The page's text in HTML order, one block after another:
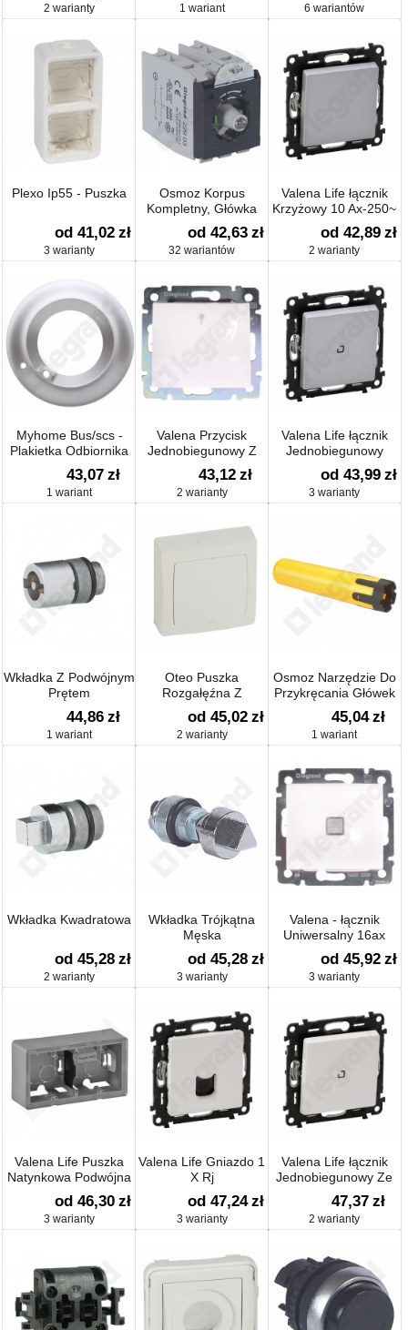
2 warianty 1 wariant 6 wariantów
Plexo Ip55 - Puszka
od 41,02 zł
3 warianty
Osmoz Korpus
Kompletny, Główka
od 42,63 zł
32 wariantów
Valena Life łącznik
Krzyżowy 10 Ax-250~
od 42,89 zł
2 warianty
Myhome Bus/scs -
Plakietka Odbiornika
Podczerwieni Nr Ref.
0672 41
43,07 zł
1 wariant
Valena Przycisk
Jednobiegunowy Z
Symbolem Lampy
10a-250v~
43,12 zł
2 warianty
Valena Life łącznik
Jednobiegunowy
Podświetlany 250 V~
od 43,99 zł
3 warianty
Wkładka Z Podwójnym
Prętem
44,86 zł
1 wariant
Oteo Puszka
Rozgałęźna Z
Zaciskami
od 45,02 zł
2 warianty
Osmoz Narzędzie Do
Przykręcania Główek
45,04 zł
1 wariant
Wkładka Kwadratowa
od 45,28 zł
2 warianty
Wkładka Trójkątna
Męska
od 45,28 zł
3 warianty
Valena - łącznik
Uniwersalny 16ax
od 45,92 zł
3 warianty
Valena Life Puszka
Natynkowa Podwójna
od 46,30 zł
3 warianty
Valena Life Gniazdo 1
X Rj
od 47,24 zł
3 warianty
Valena Life łącznik
Jednobiegunowy Ze
Wskaźnikiem 250 V~
47,37 zł
2 warianty